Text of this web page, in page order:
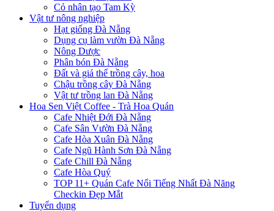
Cỏ nhân tạo Tam Kỳ
Vật tư nông nghiệp
Hạt giống Đà Nẵng
Dụng cụ làm vườn Đà Nẵng
Nông Dược
Phân bón Đà Nẵng
Đất và giá thể trồng cây, hoa
Chậu trồng cây Đà Nẵng
Vật tư trồng lan Đà Nẵng
Hoa Sen Việt Coffee - Trà Hoa Quán
Cafe Nhiệt Đới Đà Nẵng
Cafe Sân Vườn Đà Nẵng
Cafe Hòa Xuân Đà Nẵng
Cafe Ngũ Hành Sơn Đà Nẵng
Cafe Chill Đà Nẵng
Cafe Hòa Quý
TOP 11+ Quán Cafe Nổi Tiếng Nhất Đà Năng
Checkin Đẹp Mắt
Tuyển dụng